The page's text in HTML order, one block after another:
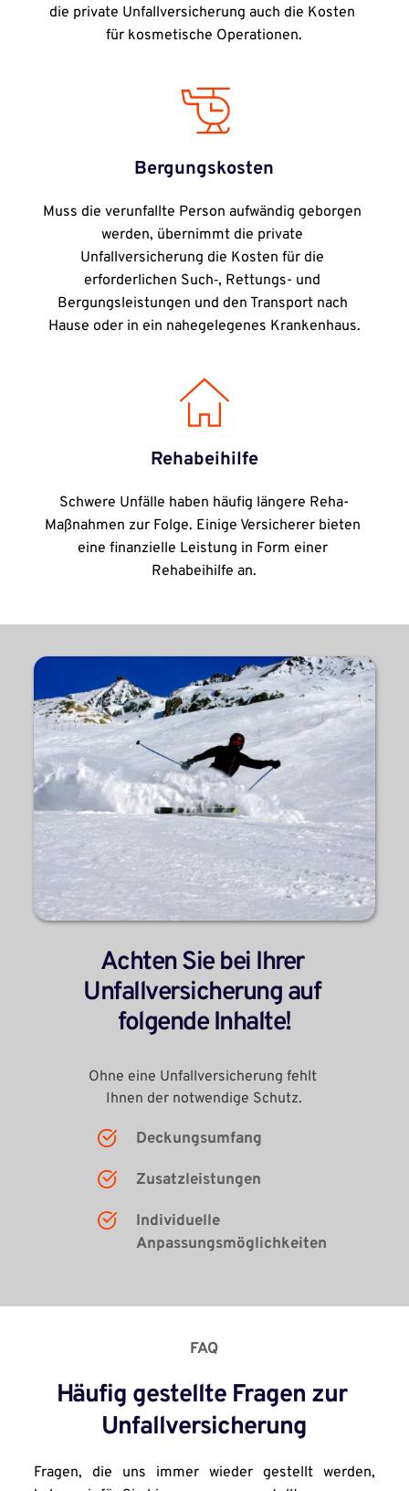
die private Unfallversicherung auch die Kosten
für kosmetische Operationen.
Bergungskosten
Muss die verunfallte Person aufwändig geborgen
werden, übernimmt die private
Unfallversicherung die Kosten für die
erforderlichen Such‑, Rettungs- und
Bergungsleistungen und den Transport nach
Hause oder in ein nahegelegenes Krankenhaus.
Rehabeihilfe
Schwere Unfälle haben häufig längere Reha-
Maßnahmen zur Folge. Einige Versicherer bieten
eine finanzielle Leistung in Form einer
Rehabeihilfe an.
Achten Sie bei Ihrer
Unfallversicherung auf
folgende Inhalte!
Ohne eine Unfallversicherung fehlt
Ihnen der notwendige Schutz.
Deckungsumfang
Zusatzleistungen
Individuelle
Anpassungsmöglichkeiten
FAQ
Häufig gestellte Fragen zur
Unfallversicherung
Fragen, die uns immer wieder gestellt werden,